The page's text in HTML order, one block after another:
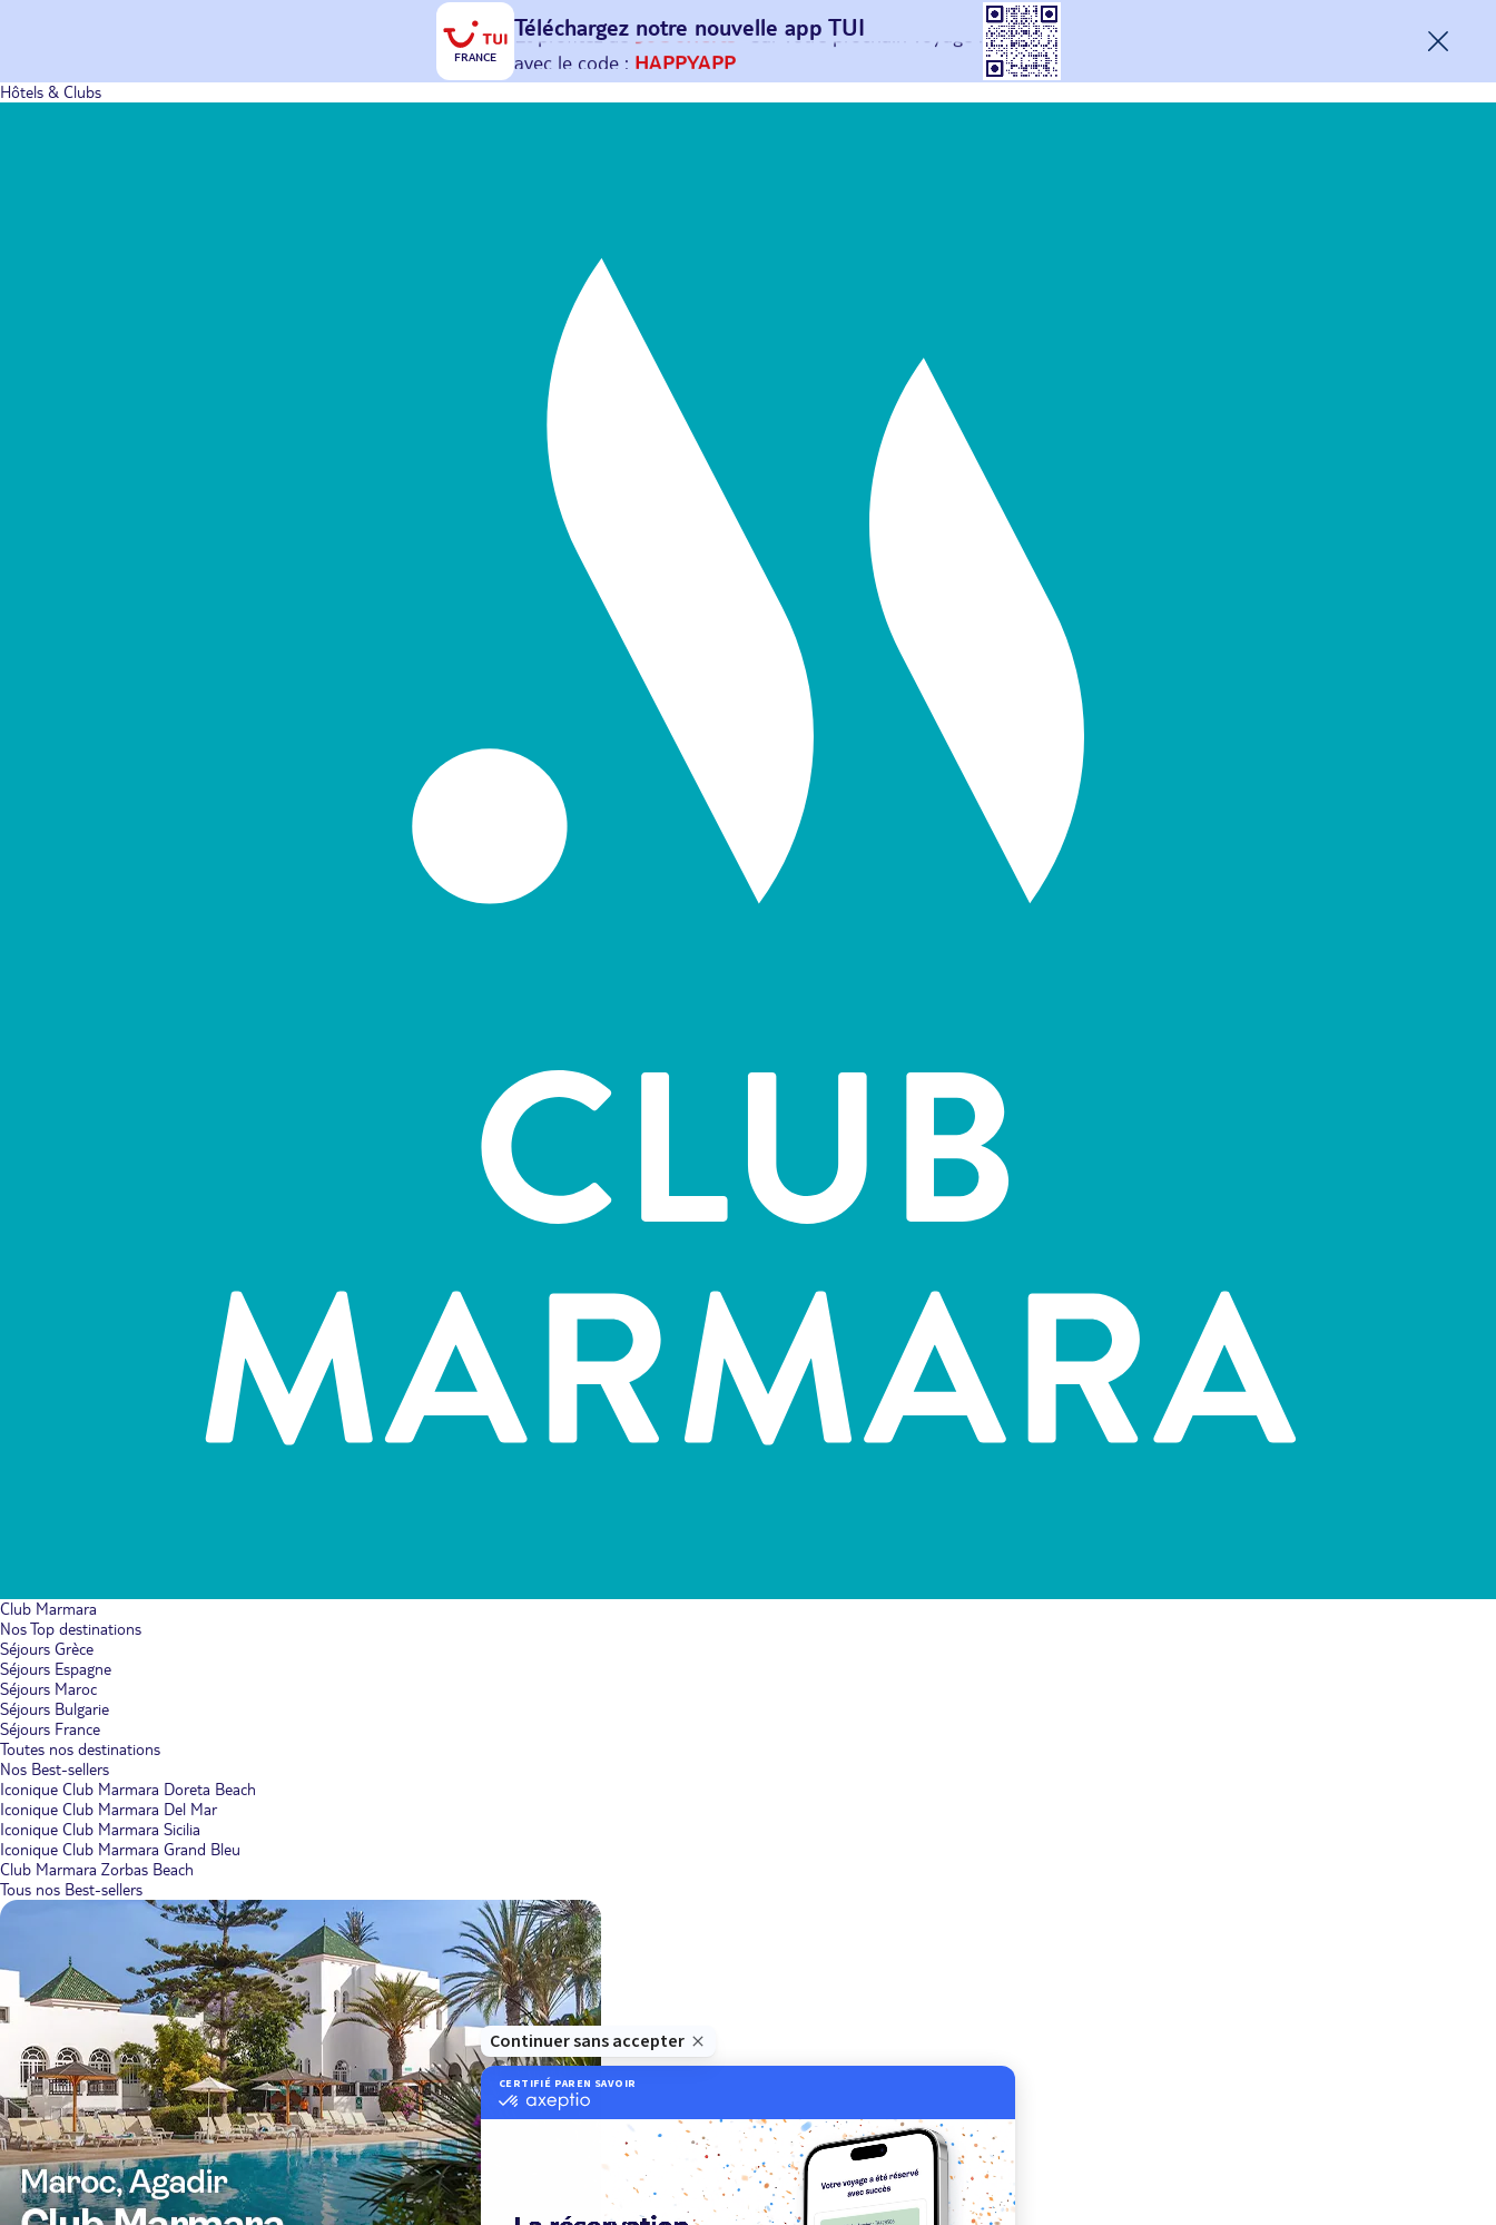
FRANCE
Téléchargez notre nouvelle app TUI
Et profitez de 30€ offerts*sur votreprochain
avec le code : HAPPYAPP
Hôtels & Clubs
Club Marmara
Nos Top destinations
Séjours Grèce
Séjours Espagne
Séjours Maroc
Séjours Bulgarie
Séjours France
Toutes nos destinations
Nos Best-sellers
Iconique Club Marmara Doreta Beach
Iconique Club Marmara Del Mar
Iconique Club Marmara Sicilia
Iconique Club Marmara Grand Bleu
Club Marmara Zorbas Beach
Tous nos Best-sellers